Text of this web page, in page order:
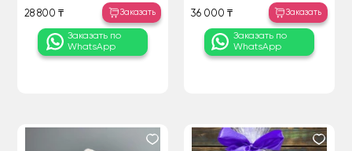
28 800 ₸ Заказать
Заказать по
WhatsApp
36 000 ₸ Заказать
Заказать по
WhatsApp